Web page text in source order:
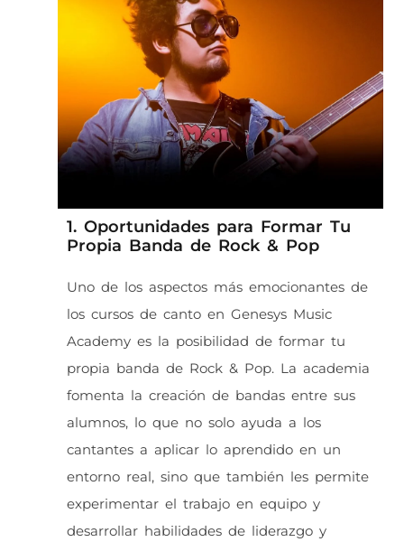
1. Oportunidades para Formar Tu
Propia Banda de Rock & Pop
Uno de los aspectos más emocionantes de
los cursos de canto en Genesys Music
Academy es la posibilidad de formar tu
propia banda de Rock & Pop. La academia
fomenta la creación de bandas entre sus
alumnos, lo que no solo ayuda a los
cantantes a aplicar lo aprendido en un
entorno real, sino que también les permite
experimentar el trabajo en equipo y
desarrollar habilidades de liderazgo y